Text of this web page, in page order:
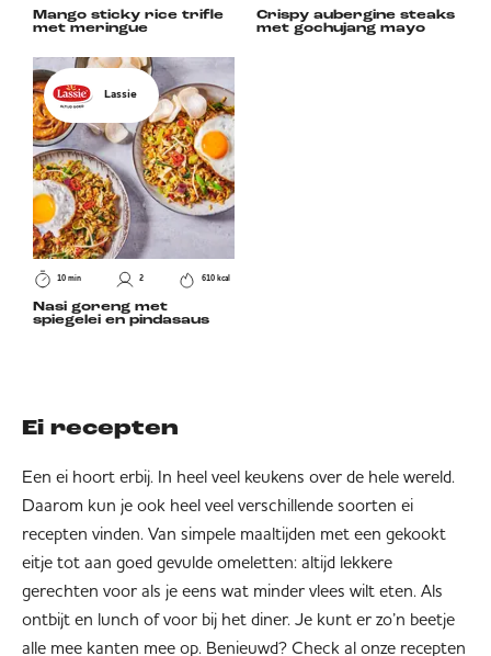
Mango sticky rice trifle
met meringue
Crispy aubergine steaks
met gochujang mayo
Lassie
10 min 2 610 kcal
Nasi goreng met
spiegelei en pindasaus
Ei recepten
Een ei hoort erbij. In heel veel keukens over de hele wereld.
Daarom kun je ook heel veel verschillende soorten ei
recepten vinden. Van simpele maaltijden met een gekookt
eitje tot aan goed gevulde omeletten: altijd lekkere
gerechten voor als je eens wat minder vlees wilt eten. Als
ontbijt en lunch of voor bij het diner. Je kunt er zo’n beetje
alle mee kanten mee op. Benieuwd? Check al onze recepten